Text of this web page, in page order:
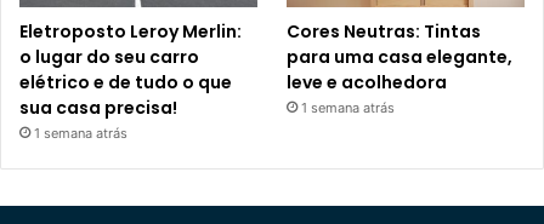
Eletroposto Leroy Merlin:
o lugar do seu carro
elétrico e de tudo o que
sua casa precisa!
1 semana atrás
Cores Neutras: Tintas
para uma casa elegante,
leve e acolhedora
1 semana atrás